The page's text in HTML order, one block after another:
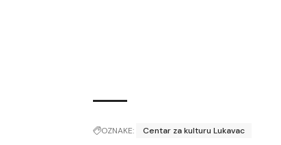
OZNAKE: Centar za kulturu Lukavac